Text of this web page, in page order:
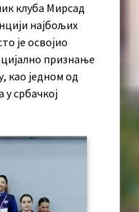
клуба Мирсад
најбољих
је освојио
признање
као једном од
у србачкој